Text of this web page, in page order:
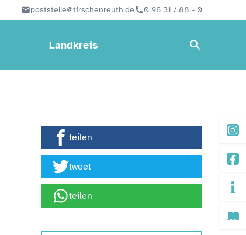
poststelle@tirschenreuth.de 0 96 31 / 88 - 0
Landkreis
teilen
tweet
teilen